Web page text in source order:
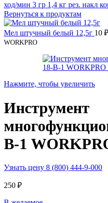
ход/мин 3 гр 1,4 кг рез. накл
Вернуться к продуктам
Мел штучный белый 12,5г 10 ₽
WORKPRO
Нажмите, чтобы увеличить
Инструмент
В-1
Узнать цену 8 (800) 444-9-000
250 ₽